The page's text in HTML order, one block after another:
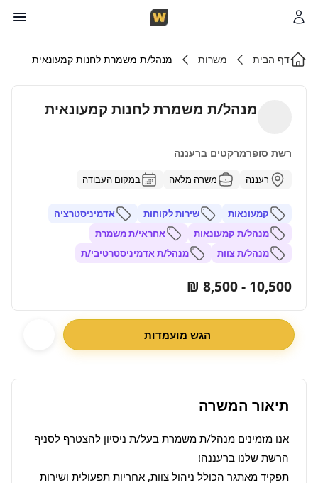
דף הבית משרות מנהל/ת משמרת לחנות קמעונאית
מנהל/ת משמרת לחנות קמעונאית
רשת סופרמרקטים ברעננה
רעננה משרה מלאה במקום העבודה
קמעונאות שירות לקוחות
אדמיניסטרציה
מנהל/ת קמעונאות
אחראי/ת משמרת
מנהל/ת צוות
מנהל/ת אדמיניסטרטיבי/ת
10,500 - 8,500 ₪
הגש מועמדות
תיאור המשרה